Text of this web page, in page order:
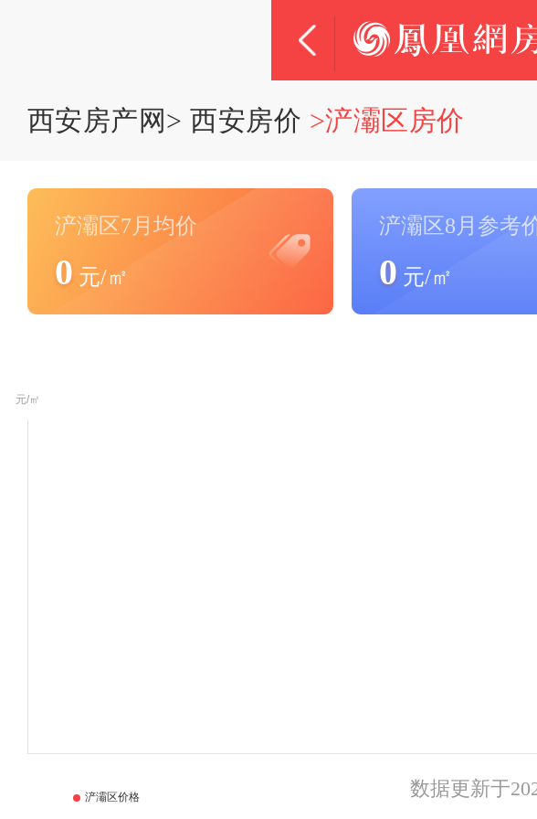
西安房产网>西安房价 >浐灞区房价
浐灞区7月均价
0 元/㎡
浐灞区8月参考
0 元/㎡
数据更新于